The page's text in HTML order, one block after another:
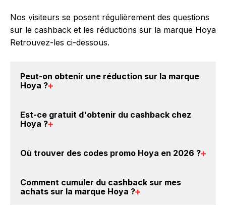
Nos visiteurs se posent régulièrement des questions
sur le cashback et les réductions sur la marque Hoya
Retrouvez-les ci-dessous.
Peut-on obtenir une réduction sur la marque
Hoya ?
crédités sur votre cagnotte BackBackBack lorsque
vous achetez des produits de la marque Hoya sur
compte de vos éventuels bonus.
Est-ce gratuit d'obtenir du cashback chez
Hoya ?
compte gratuitement pour cumuler vos réductions
c'est donc gratuit d'obtenir du cashback chez Hoya.
Où trouver des codes promo Hoya en 2026 ?
promo sur les produits Hoya. Choisissez un site e-
commerce ci-dessus et découvrez si des
Comment cumuler du cashback sur mes
achats sur la marque Hoya ?